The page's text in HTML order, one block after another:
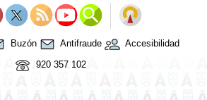
Buzón Antifraude
Accesibilidad
920 357 102